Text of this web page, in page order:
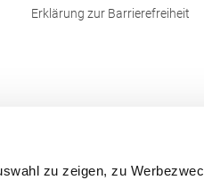
zu zeigen, zu
Erklärung zur Barrierefreiheit